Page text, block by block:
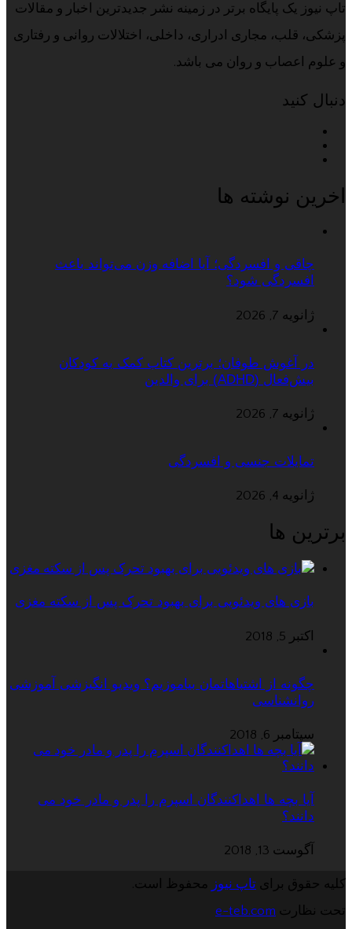
تاپ نیوز یک پایگاه برتر در زمینه نشر جدیدترین اخبار و مقالات
پزشکی، قلب، مجاری ادراری، داخلی، اختلالات روانی و رفتاری
و علوم اعصاب و روان می باشد.
دنبال کنید
اخرین نوشته ها
چاقی و افسردگی؛ آیا اضافه وزن می‌تواند باعث
افسردگی شود؟
ژانویه 7, 2026
در آغوش طوفان؛ برترین کتاب کمک به کودکان
بیش‌فعال (ADHD) برای والدین
ژانویه 7, 2026
تمایلات جنسی و افسردگی
ژانویه 4, 2026
برترین ها
بازی های ویدئویی برای بهبود تحرک پس از سکته مغزی
اکتبر 5, 2018
چگونه از اشتباهاتمان بیاموزیم؟ ویدیو انگیزشی آموزشی
روانشناسی
سپتامبر 6, 2018
آیا بچه ها اهداکنندگان اسپرم را پدر و مادر خود می
دانند؟
آگوست 13, 2018
کلیه حقوق برای تاپ نیوز
محفوظ است.
تحت نظارت e-teb.com